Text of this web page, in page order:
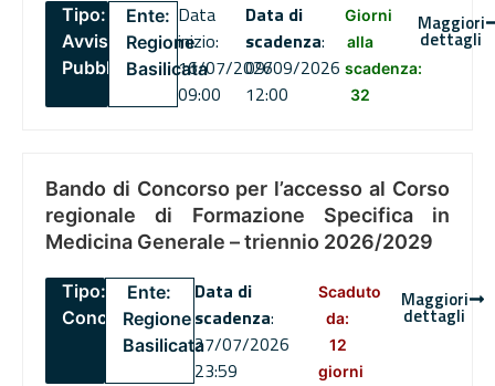
Tipo:
Avviso
Pubblico
Ente:
Regione
Basilicata
Data
inizio:
16/07/2026
09:00
Data di
scadenza:
09/09/2026
12:00
Giorni
alla
scadenza:
32
Maggiori
dettagli
Bando di Concorso per l’accesso al Corso
regionale di Formazione Specifica in
Medicina Generale – triennio 2026/2029
Tipo:
Concorsi
Ente:
Regione
Basilicata
Data di
scadenza:
27/07/2026
23:59
Scaduto
da:
12
giorni
Maggiori
dettagli